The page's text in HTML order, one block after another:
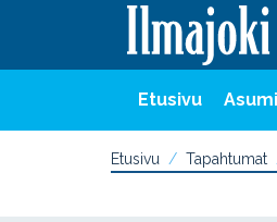
Etusivu
Etusivu Tapahtumat